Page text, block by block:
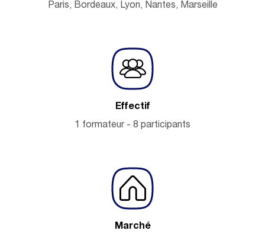
Paris, Bordeaux, Lyon, Nantes, Marseille
Effectif
1 formateur - 8 participants
Marché